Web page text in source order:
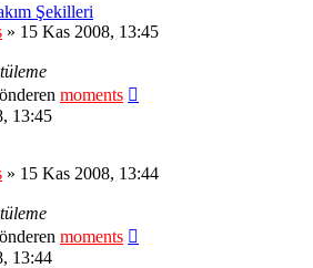
Şekilleri
» 15 Kas 2008, 13:45
moments
13:45
» 15 Kas 2008, 13:44
moments
13:44